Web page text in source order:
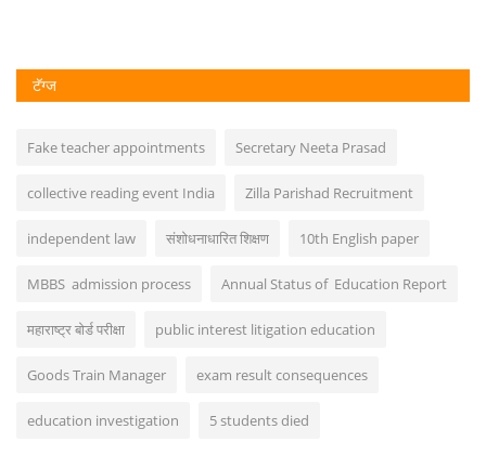
टॅग्ज
Fake teacher appointments Secretary Neeta Prasad
collective reading event India Zilla Parishad Recruitment
independent law संशोधनाधारित शिक्षण 10th English paper
MBBS admission process Annual Status of Education Report
महाराष्ट्र बोर्ड परीक्षा public interest litigation education
Goods Train Manager exam result consequences
education investigation 5 students died